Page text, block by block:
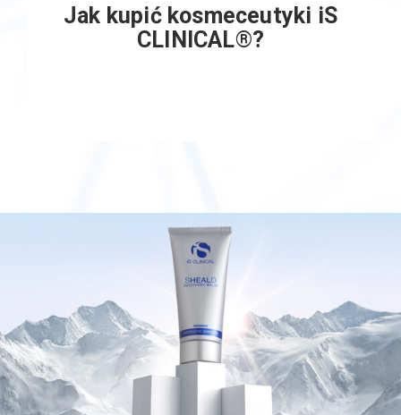
Jak kupić kosmeceutyki iS
CLINICAL®?